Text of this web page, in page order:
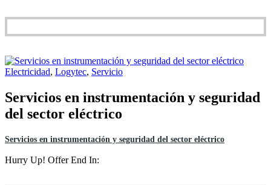
Electricidad, Logytec, Servicio
Servicios en instrumentación y seguridad
del sector eléctrico
Servicios en instrumentación y seguridad del sector eléctrico
Hurry Up! Offer End In: